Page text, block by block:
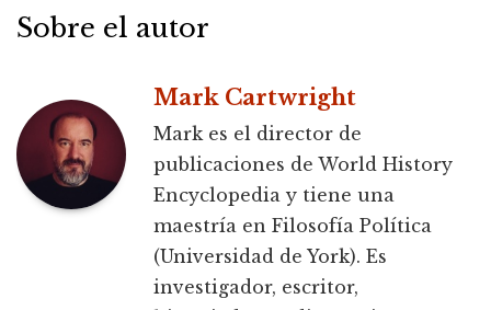
Sobre el autor
Mark Cartwright
Mark es el director de
publicaciones de World History
Encyclopedia y tiene una
maestría en Filosofía Política
(Universidad de York). Es
investigador, escritor,